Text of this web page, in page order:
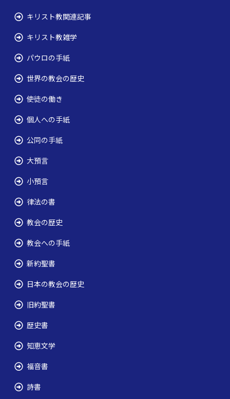
キリスト教関連記事
キリスト教雑学
パウロの手紙
世界の教会の歴史
使徒の働き
個人への手紙
公同の手紙
大預言
小預言
律法の書
教会の歴史
教会への手紙
新約聖書
日本の教会の歴史
旧約聖書
歴史書
知恵文学
福音書
詩書